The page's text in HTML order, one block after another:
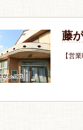
藤
【営